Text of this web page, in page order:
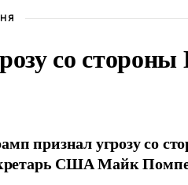
со
признал угрозу со
США Майк